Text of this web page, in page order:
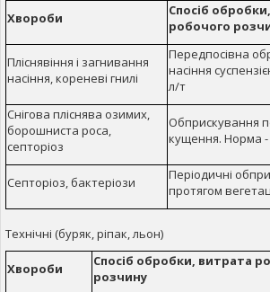
Хвороби
Спосіб
робочого
Пліснявіння і загнивання
насіння, кореневі гнилі
Передпосівна
насіння
л/т
Снігова пліснява озимих,
борошниста роса,
септоріоз
Обприскування
кущення. Норма -
Септоріоз, бактеріози
Періодичні
протягом
Технічні (буряк, ріпак, льон)
Хвороби
Спосіб обробки, витрата
розчину